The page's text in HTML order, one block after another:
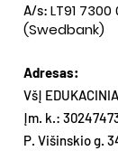
A/s: LT91 7300
(Swedbank)
Adresas:
VšĮ
Įm. k.:
P. Višinskio g.